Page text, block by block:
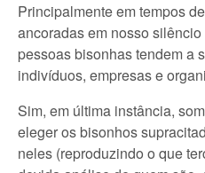
Principalmente em tempos
ancoradas em nosso
pessoas bisonhas tendem a
indivíduos, empresas e
Sim, em última instância,
eleger os bisonhos
neles (reproduzindo o que